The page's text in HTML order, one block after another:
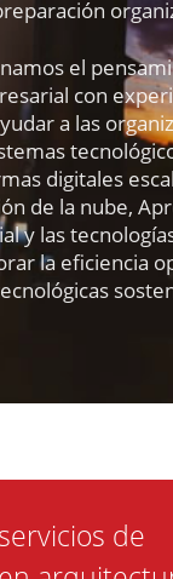
el
con
a las
digitales
de la nube,
y las
la eficiencia
de
estrategia